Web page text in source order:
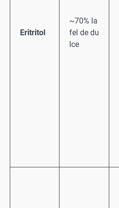
Eritritol
~70% la
fel de du
lce